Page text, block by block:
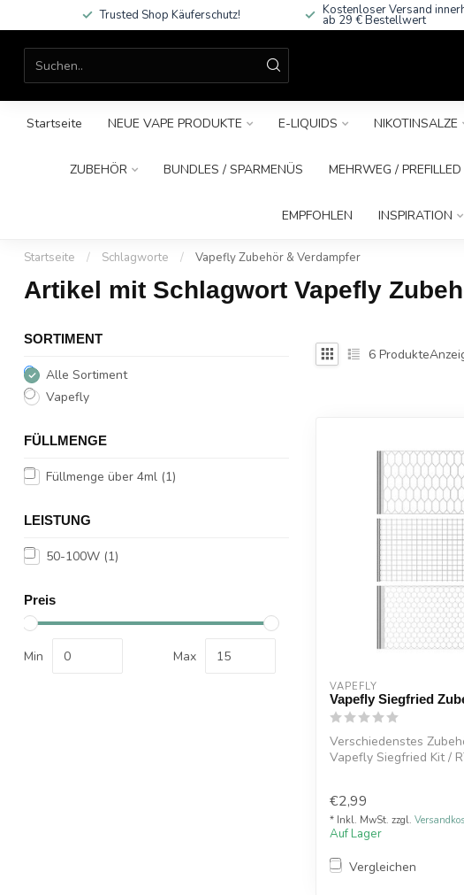
Trusted Shop Käuferschutz! Kostenloser Versand
ab 29 € Bestellwert
Startseite NEUE VAPE PRODUKTE E-LIQUIDS NIKOTINSALZE
ZUBEHÖR BUNDLES / SPARMENÜS MEHRWEG /
EMPFOHLEN INSPIRATION
Startseite / Schlagworte / Vapefly Zubehör & Verdampfer
Artikel mit Schlagwort Vapefly
SORTIMENT
Alle Sortiment
Vapefly
FÜLLMENGE
Füllmenge über 4ml (1)
LEISTUNG
50-100W (1)
Preis
Min Max
6 Produkte
VAPEFLY
Vapefly Siegfried
Verschiedenstes
Vapefly Siegfried Kit /
€2,99
* Inkl. MwSt. zzgl.
Auf Lager
Vergleichen